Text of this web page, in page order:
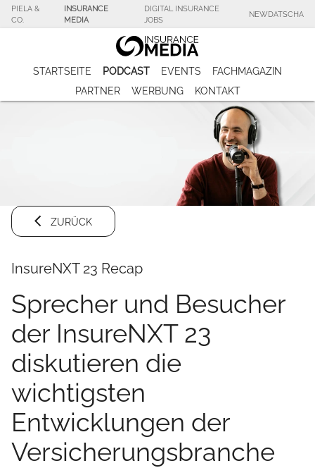
PIELA &
CO.
INSURANCE
MEDIA
DIGITAL INSURANCE
JOBS
NEWDATSCHA
STARTSEITE PODCAST EVENTS
FACHMAGAZIN
PARTNER
WERBUNG KONTAKT
ZURÜCK
InsureNXT 23 Recap
Sprecher und Besucher
der InsureNXT 23
diskutieren die
wichtigsten
Entwicklungen der
Versicherungsbranche